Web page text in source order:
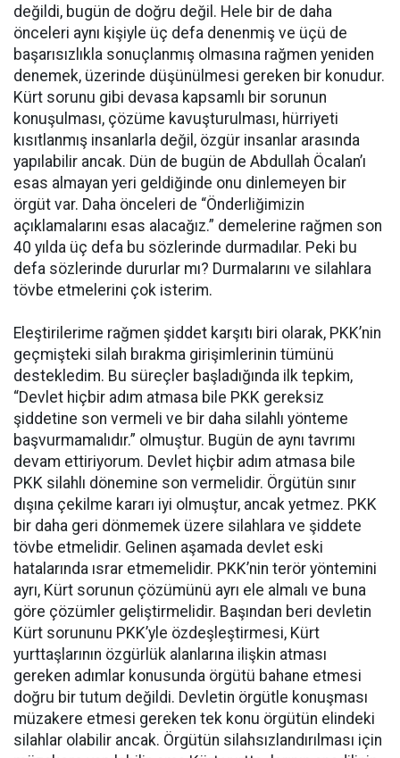
değildi, bugün de doğru değil. Hele bir de daha
önceleri aynı kişiyle üç defa denenmiş ve üçü de
başarısızlıkla sonuçlanmış olmasına rağmen yeniden
denemek, üzerinde düşünülmesi gereken bir konudur.
Kürt sorunu gibi devasa kapsamlı bir sorunun
konuşulması, çözüme kavuşturulması, hürriyeti
kısıtlanmış insanlarla değil, özgür insanlar arasında
yapılabilir ancak. Dün de bugün de Abdullah Öcalan’ı
esas almayan yeri geldiğinde onu dinlemeyen bir
örgüt var. Daha önceleri de “Önderliğimizin
açıklamalarını esas alacağız.” demelerine rağmen son
40 yılda üç defa bu sözlerinde durmadılar. Peki bu
defa sözlerinde dururlar mı? Durmalarını ve silahlara
tövbe etmelerini çok isterim.
Eleştirilerime rağmen şiddet karşıtı biri olarak, PKK’nin
geçmişteki silah bırakma girişimlerinin tümünü
destekledim. Bu süreçler başladığında ilk tepkim,
“Devlet hiçbir adım atmasa bile PKK gereksiz
şiddetine son vermeli ve bir daha silahlı yönteme
başvurmamalıdır.” olmuştur. Bugün de aynı tavrımı
devam ettiriyorum. Devlet hiçbir adım atmasa bile
PKK silahlı dönemine son vermelidir. Örgütün sınır
dışına çekilme kararı iyi olmuştur, ancak yetmez. PKK
bir daha geri dönmemek üzere silahlara ve şiddete
tövbe etmelidir. Gelinen aşamada devlet eski
hatalarında ısrar etmemelidir. PKK’nin terör yöntemini
ayrı, Kürt sorunun çözümünü ayrı ele almalı ve buna
göre çözümler geliştirmelidir. Başından beri devletin
Kürt sorununu PKK’yle özdeşleştirmesi, Kürt
yurttaşlarının özgürlük alanlarına ilişkin atması
gereken adımlar konusunda örgütü bahane etmesi
doğru bir tutum değildi. Devletin örgütle konuşması
müzakere etmesi gereken tek konu örgütün elindeki
silahlar olabilir ancak. Örgütün silahsızlandırılması için